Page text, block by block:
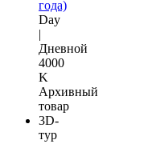
года)
Day
|
Дневной
4000
K
Архивный
товар
3D-
тур